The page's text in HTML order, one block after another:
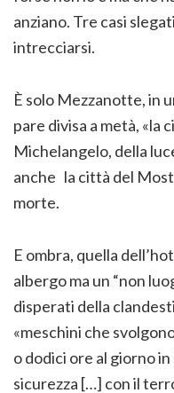
anziano. Tre casi
intrecciarsi.
È solo Mezzanotte, in
pare divisa a metà, «la
Michelangelo, della
anche la città del
morte.
E ombra, quella
albergo ma un “non
disperati della
«meschini che
o dodici ore al giorno
sicurezza […] con il